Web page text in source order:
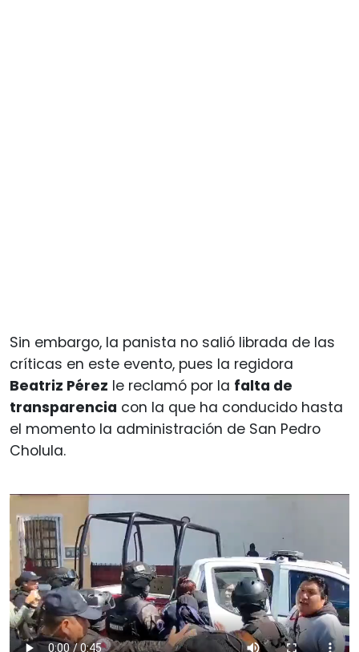
Sin embargo, la panista no salió librada de las
críticas en este evento, pues la regidora
Beatriz Pérez le reclamó por la falta de
transparencia con la que ha conducido hasta
el momento la administración de San Pedro
Cholula.